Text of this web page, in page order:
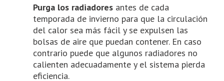
Purga los radiadores antes de cada
temporada de invierno para que la circulación
del calor sea más fácil y se expulsen las
bolsas de aire que puedan contener. En caso
contrario puede que algunos radiadores no
calienten adecuadamente y el sistema pierda
eficiencia.